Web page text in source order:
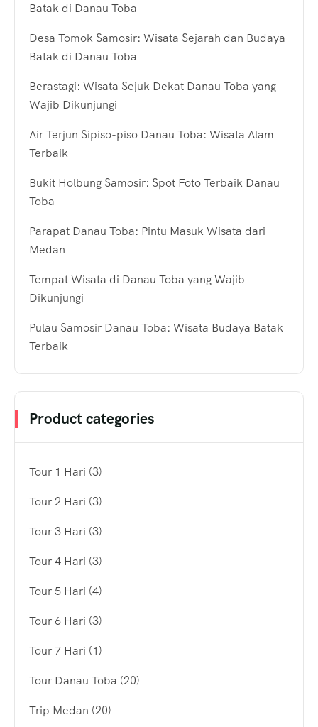
Batak di Danau Toba
Desa Tomok Samosir: Wisata Sejarah dan Budaya
Batak di Danau Toba
Berastagi: Wisata Sejuk Dekat Danau Toba yang
Wajib Dikunjungi
Air Terjun Sipiso-piso Danau Toba: Wisata Alam
Terbaik
Bukit Holbung Samosir: Spot Foto Terbaik Danau
Toba
Parapat Danau Toba: Pintu Masuk Wisata dari
Medan
Tempat Wisata di Danau Toba yang Wajib
Dikunjungi
Pulau Samosir Danau Toba: Wisata Budaya Batak
Terbaik
Product categories
Tour 1 Hari (3)
Tour 2 Hari (3)
Tour 3 Hari (3)
Tour 4 Hari (3)
Tour 5 Hari (4)
Tour 6 Hari (3)
Tour 7 Hari (1)
Tour Danau Toba (20)
Trip Medan (20)